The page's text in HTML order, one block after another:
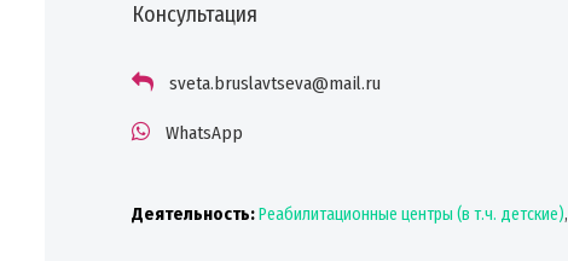
Консультация
sveta.bruslavtseva@mail.ru
WhatsApp
Деятельность:Реабилитационные центры (в т.ч. детские),